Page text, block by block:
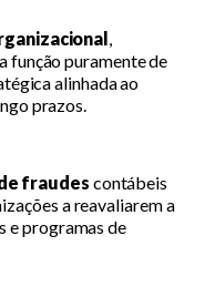
,
função puramente de
alinhada ao
prazos.
fraudes contábeis
a reavaliarem a
e programas de